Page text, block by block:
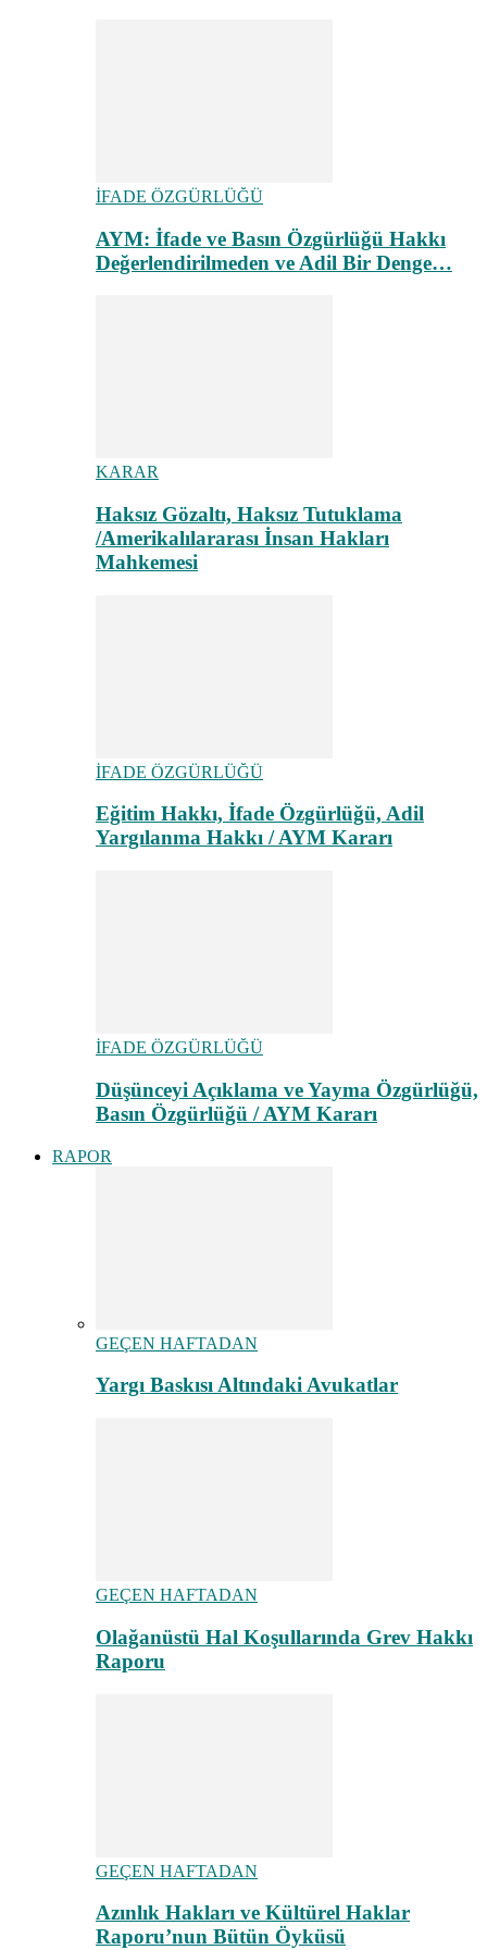
İFADE ÖZGÜRLÜĞÜ
AYM: İfade ve Basın Özgürlüğü Hakkı
Değerlendirilmeden ve Adil Bir Denge…
KARAR
Haksız Gözaltı, Haksız Tutuklama
/Amerikalılararası İnsan Hakları
Mahkemesi
İFADE ÖZGÜRLÜĞÜ
Eğitim Hakkı, İfade Özgürlüğü, Adil
Yargılanma Hakkı / AYM Kararı
İFADE ÖZGÜRLÜĞÜ
Düşünceyi Açıklama ve Yayma Özgürlüğü,
Basın Özgürlüğü / AYM Kararı
RAPOR
GEÇEN HAFTADAN
Yargı Baskısı Altındaki Avukatlar
GEÇEN HAFTADAN
Olağanüstü Hal Koşullarında Grev Hakkı
Raporu
GEÇEN HAFTADAN
Azınlık Hakları ve Kültürel Haklar
Raporu’nun Bütün Öyküsü